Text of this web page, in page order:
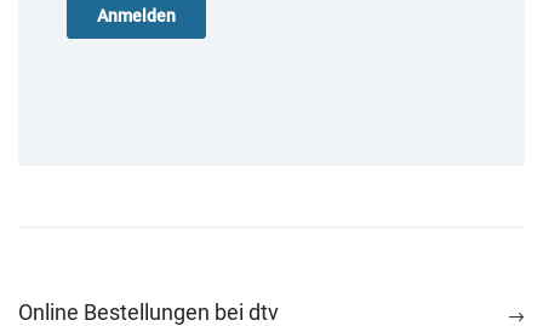
Online Bestellungen bei dtv